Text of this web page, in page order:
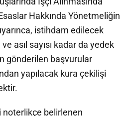
Hakkında Yönetmeliğin
istihdam edilecek
ve asıl sayısı kadar da yedek
gönderilen başvurular
yapılacak kura çekilişi
noterlikçe belirlenen